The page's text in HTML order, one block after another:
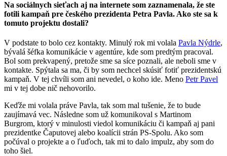
Na sociálnych sieťach aj na internete som zaznamenala, že ste
fotili kampaň pre českého prezidenta Petra Pavla. Ako ste sa k
tomuto projektu dostali?
V podstate to bolo cez kontakty. Minulý rok mi volala Pavla Nýdrle,
bývalá šéfka komunikácie v agentúre, kde som predtým pracoval.
Bol som prekvapený, pretože sme sa síce poznali, ale neboli sme v
kontakte. Spýtala sa ma, či by som nechcel skúsiť fotiť prezidentskú
kampaň. V tej chvíli som ani nevedel, o koho ide. Meno Petr Pavel
mi v tej dobe nič nehovorilo.
Keďže mi volala práve Pavla, tak som mal tušenie, že to bude
zaujímavá vec. Následne som už komunikoval s Martinom
Burgrom, ktorý v minulosti viedol komunikáciu či kampaň aj pani
prezidentke Čaputovej alebo koalícii strán PS-Spolu. Ako som
počúval o projekte a o ľuďoch, tak mi to dalo impulz, aby som do
toho šiel.